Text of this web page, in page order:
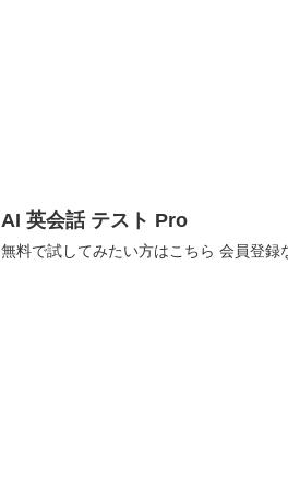
AI 英会話 テスト Pro
無料で試してみたい方はこちら 会員登